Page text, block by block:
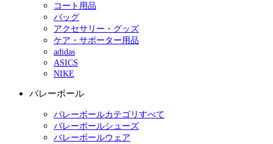
コート用品
バッグ
アクセサリー・グッズ
ケア・サポーター用品
adidas
ASICS
NIKE
バレーボール
バレーボールカテゴリすべて
バレーボールシューズ
バレーボールウェア